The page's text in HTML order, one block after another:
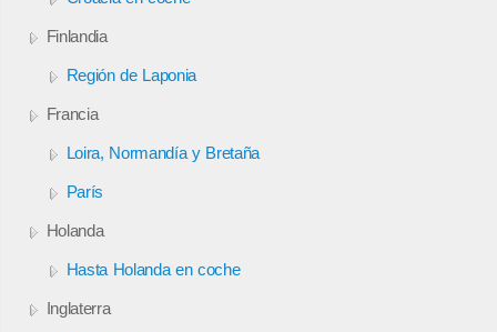
Finlandia
Región de Laponia
Francia
Loira, Normandía y Bretaña
París
Holanda
Hasta Holanda en coche
Inglaterra